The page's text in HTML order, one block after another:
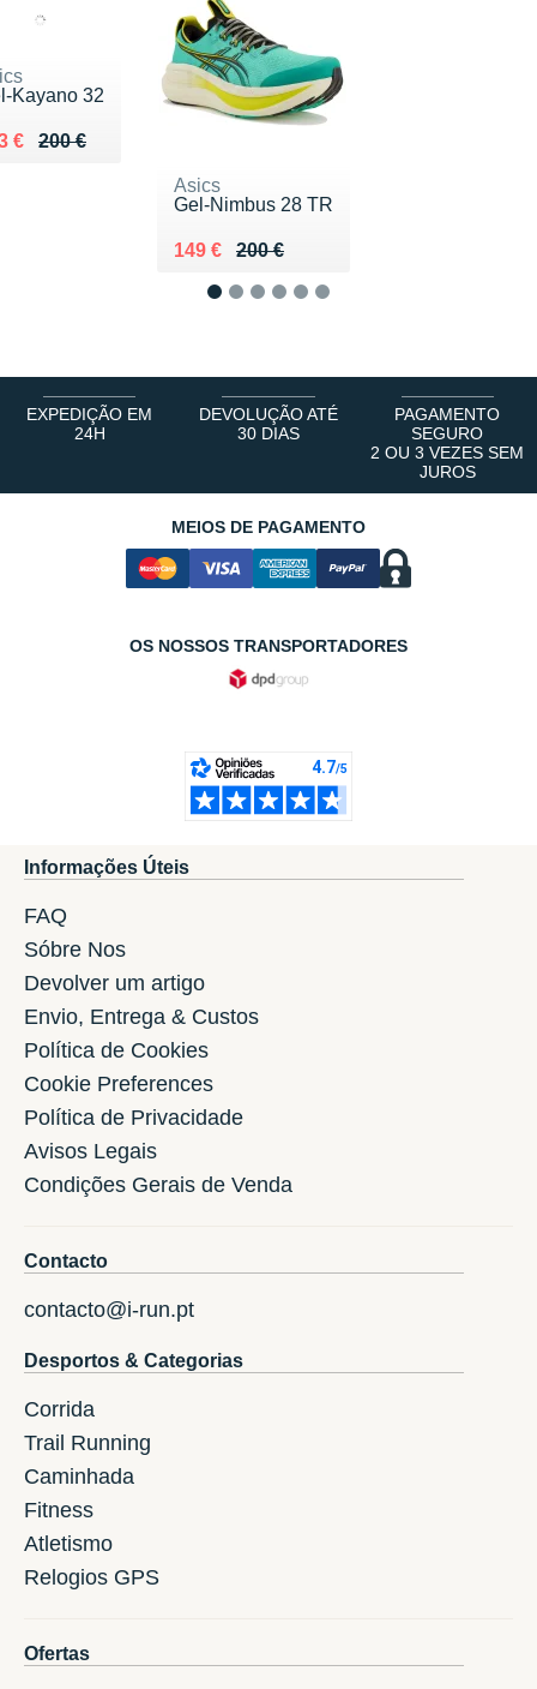
Kayano 32
200 €
de 200 €
€ 143 €
Asics
Gel-Nimbus 28 TR
200 €
Au lieu de 200 €
149 €
Vendu 149 €
EXPEDIÇÃO EM
24H
DEVOLUÇÃO ATÉ
30 DIAS
PAGAMENTO
SEGURO
2 OU 3 VEZES SEM
JUROS
MEIOS DE PAGAMENTO
OS NOSSOS TRANSPORTADORES
Informações Úteis
FAQ
Sóbre Nos
Devolver um artigo
Envio, Entrega & Custos
Política de Cookies
Cookie Preferences
Política de Privacidade
Avisos Legais
Condições Gerais de Venda
Contacto
contacto@i-run.pt
Desportos & Categorias
Corrida
Trail Running
Caminhada
Fitness
Atletismo
Relogios GPS
Ofertas